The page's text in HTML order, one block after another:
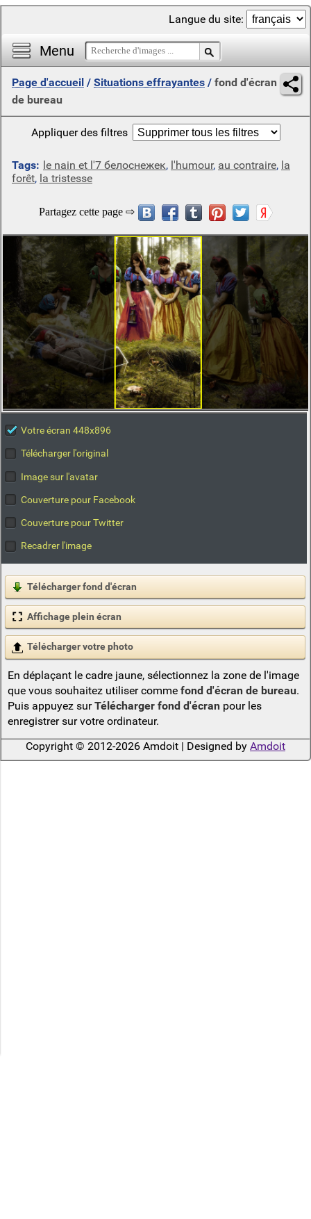
Menu
Langue du site:
Page d'accueil / Situations effrayantes / fond d'écran
de bureau
Appliquer des filtres
Tags: le nain et l'7 белоснежек, l'humour, au contraire, la
forêt, la tristesse
Votre écran 448x896
Télécharger l'original
Image sur l'avatar
Couverture pour Facebook
Couverture pour Twitter
Recadrer l'image
Télécharger fond d'écran
Affichage plein écran
Télécharger votre photo
En déplaçant le cadre jaune, sélectionnez la zone de l'image
que vous souhaitez utiliser comme fond d'écran de bureau.
Puis appuyez surTélécharger fond d'écranpour les
enregistrer sur votre ordinateur.
Copyright © 2012-2026 Amdoit | Designed by Amdoit